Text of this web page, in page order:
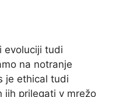
evoluciji tudi
na notranje
je ethical tudi
jih prilegati v mrežo